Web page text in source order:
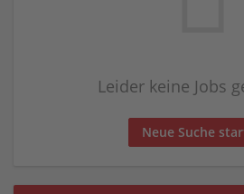
Leider keine Jobs
Neue Suche